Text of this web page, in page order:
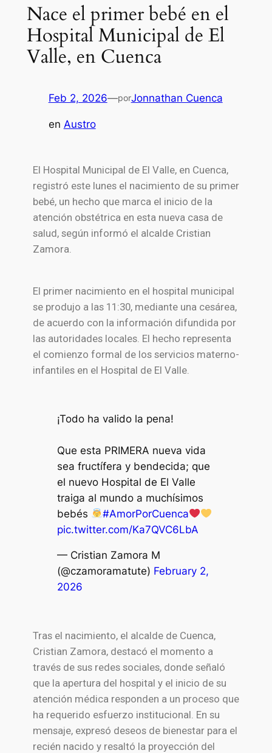
Nace el primer bebé en el
Hospital Municipal de El
Valle, en Cuenca
Feb 2, 2026—porJonnathan Cuenca
en Austro
El Hospital Municipal de El Valle, en Cuenca,
registró este lunes el nacimiento de su primer
bebé, un hecho que marca el inicio de la
atención obstétrica en esta nueva casa de
salud, según informó el alcalde Cristian
Zamora.
El primer nacimiento en el hospital municipal
se produjo a las 11:30, mediante una cesárea,
de acuerdo con la información difundida por
las autoridades locales. El hecho representa
el comienzo formal de los servicios materno-
infantiles en el Hospital de El Valle.
¡Todo ha valido la pena!
Que esta PRIMERA nueva vida
sea fructífera y bendecida; que
el nuevo Hospital de El Valle
traiga al mundo a muchísimos
bebés
#AmorPorCuenca
pic.twitter.com/Ka7QVC6LbA
— Cristian Zamora M
(@czamoramatute) February 2,
2026
Tras el nacimiento, el alcalde de Cuenca,
Cristian Zamora, destacó el momento a
través de sus redes sociales, donde señaló
que la apertura del hospital y el inicio de su
atención médica responden a un proceso que
ha requerido esfuerzo institucional. En su
mensaje, expresó deseos de bienestar para el
recién nacido y resaltó la proyección del